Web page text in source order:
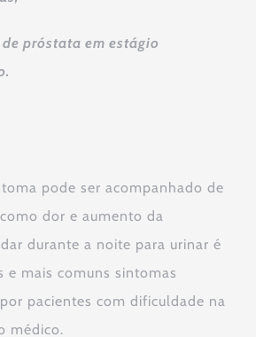
próstata em estágio
pode ser acompanhado de
dor e aumento da
durante a noite para urinar é
e mais comuns sintomas
pacientes com dificuldade na
médico.